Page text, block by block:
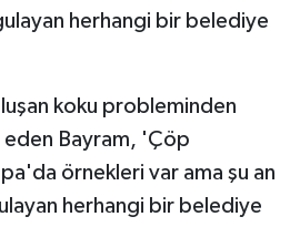
herhangi bir belediye
koku probleminden
eden Bayram, 'Çöp
örnekleri var ama şu an
herhangi bir belediye